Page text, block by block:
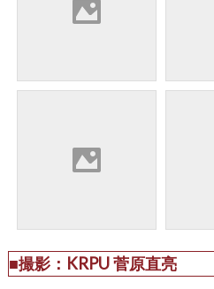
■撮影：KRPU 菅原直亮